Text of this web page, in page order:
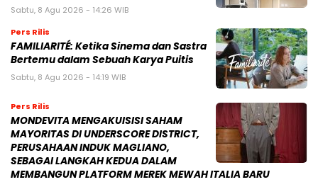
Sabtu, 8 Agu 2026 - 14:26 WIB
Pers Rilis
FAMILIARITÉ: Ketika Sinema dan Sastra
Bertemu dalam Sebuah Karya Puitis
Sabtu, 8 Agu 2026 - 14:19 WIB
Pers Rilis
MONDEVITA MENGAKUISISI SAHAM
MAYORITAS DI UNDERSCORE DISTRICT,
PERUSAHAAN INDUK MAGLIANO,
SEBAGAI LANGKAH KEDUA DALAM
MEMBANGUN PLATFORM MEREK MEWAH ITALIA BARU